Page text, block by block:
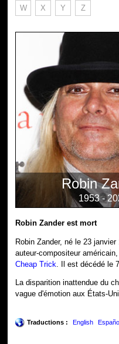
W X Y Z
Robin
1953 -
Robin Zander est mort
Robin Zander, né le 23
auteur-compositeur
Cheap Trick . Il est décédé le
La disparition inattendue du
vague d'émotion aux États-
Traductions : English Español